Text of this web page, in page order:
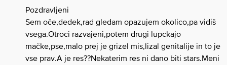
Pozdravljeni
Sem oče,dedek,rad gledam opazujem okolico,pa vidiš
vsega.Otroci razvajeni,potem drugi lupckajo
mačke,pse,malo prej je grizel mis,lizal genitalije in to je
vse prav.A je res??Nekaterim res ni dano biti stars.Meni